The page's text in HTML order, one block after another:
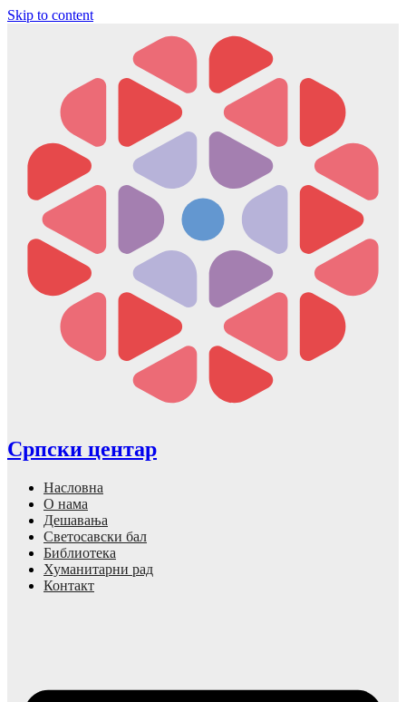
Skip to content
Српски центар
Насловна
О нама
Дешавања
Светосавски бал
Библиотека
Хуманитарни рад
Контакт